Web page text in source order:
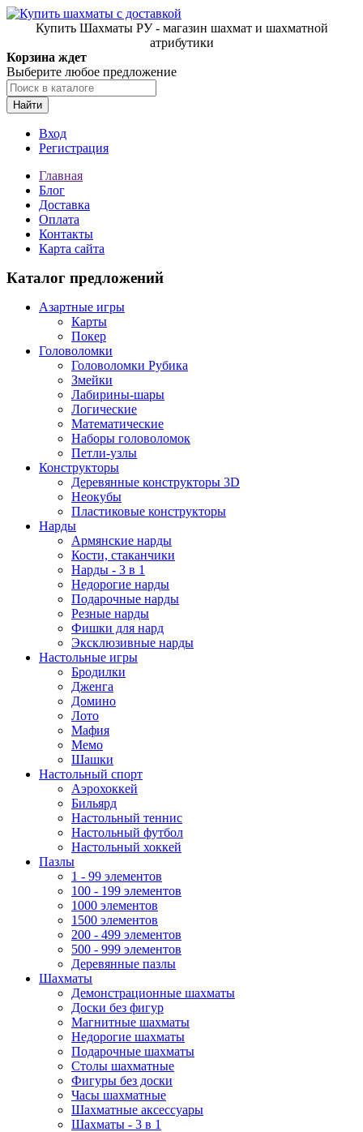
Купить Шахматы РУ - магазин шахмат и шахматной
атрибутики
Корзина ждет
Выберите любое предложение
Найти
Вход
Регистрация
Главная
Блог
Доставка
Оплата
Контакты
Карта сайта
Каталог предложений
Азартные игры
Карты
Покер
Головоломки
Головоломки Рубика
Змейки
Лабирины-шары
Логические
Математические
Наборы головоломок
Петли-узлы
Конструкторы
Деревянные конструкторы 3D
Неокубы
Пластиковые конструкторы
Нарды
Армянские нарды
Кости, стаканчики
Нарды - 3 в 1
Недорогие нарды
Подарочные нарды
Резные нарды
Фишки для нард
Эксклюзивные нарды
Настольные игры
Бродилки
Дженга
Домино
Лото
Мафия
Мемо
Шашки
Настольный спорт
Аэрохоккей
Бильярд
Настольный теннис
Настольный футбол
Настольный хоккей
Пазлы
1 - 99 элементов
100 - 199 элементов
1000 элементов
1500 элементов
200 - 499 элементов
500 - 999 элементов
Деревянные пазлы
Шахматы
Демонстрационные шахматы
Доски без фигур
Магнитные шахматы
Недорогие шахматы
Подарочные шахматы
Столы шахматные
Фигуры без доски
Часы шахматные
Шахматные аксессуары
Шахматы - 3 в 1